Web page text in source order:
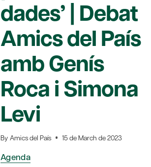
dades’ | Debat
Amics del País
amb Genís
Roca i Simona
Levi
By Amics del País 15 de March de 2023
Agenda